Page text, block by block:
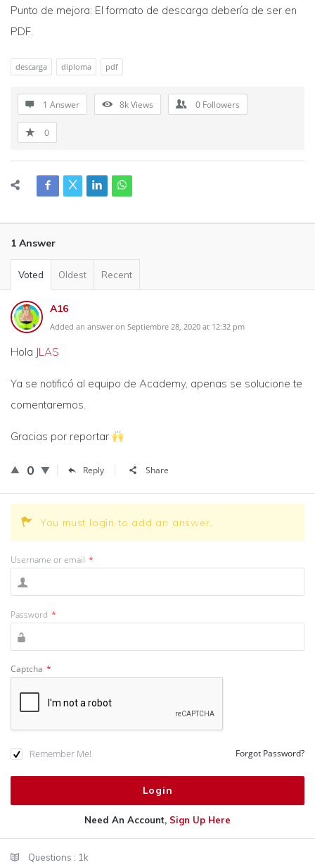
Punto de mejora: El formato de descarga debería de ser en
PDF.
descarga diploma pdf
1 Answer 8kViews 0 Followers
0
1 Answer
Voted Oldest Recent
A16
Added an answer on Septiembre 28, 2020 at 12:32 pm
Hola JLAS
Ya se notificó al equipo de Academy, apenas se solucione te
comentaremos.
Gracias por reportar
0 Reply Share
You must login to add an answer.
Username or email *
Password *
Captcha *
Remember Me! Forgot Password?
Need An Account, Sign Up Here
StatsQuestions : 1k